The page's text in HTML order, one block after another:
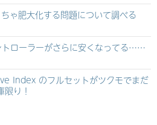
ゃ肥大化する問題について調べる
ローラーがさらに安くなってる……
Index のフルセットがツクモでまだ
り！